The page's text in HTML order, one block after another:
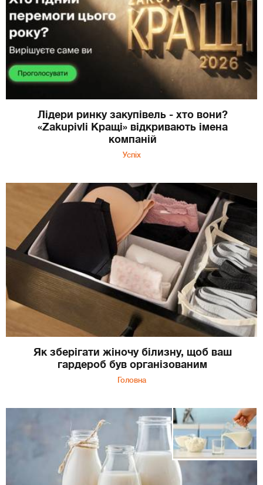
Лідери ринку закупівель - хто вони?
«Zakupivli Кращі» відкривають імена
компаній
Успіх
Як зберігати жіночу білизну, щоб ваш
гардероб був організованим
Головна